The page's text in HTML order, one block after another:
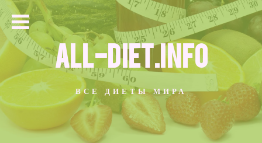
ALL-DIET.INFO
ВСЕ ДИЕТЫ МИРА